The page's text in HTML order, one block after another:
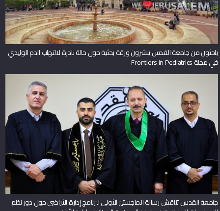
باحثون من جامعة القدس ينشرون ورقة بحثية حول حالة نادرة لالتهاب الدم الوليدي
في مجلة Frontiers in Pediatrics
جامعة القدس تناقش رسالة الماجستير الأولى لبرنامج إدارة الأراضي حول دور نظم